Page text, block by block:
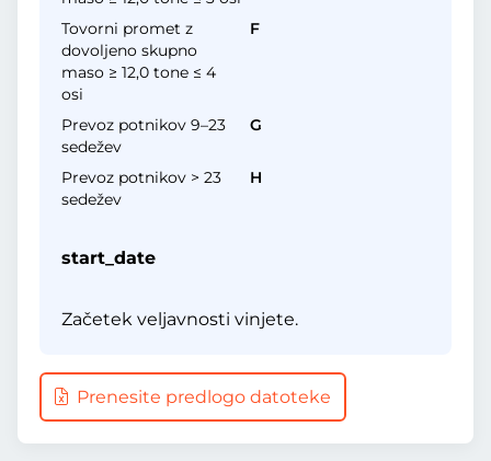
Tovorni promet z
dovoljeno skupno
maso ≥ 12,0 tone ≤ 4
osi
F
Prevoz potnikov 9–23
sedežev
G
Prevoz potnikov > 23
sedežev
H
start_date
Začetek veljavnosti vinjete.
Prenesite predlogo datoteke